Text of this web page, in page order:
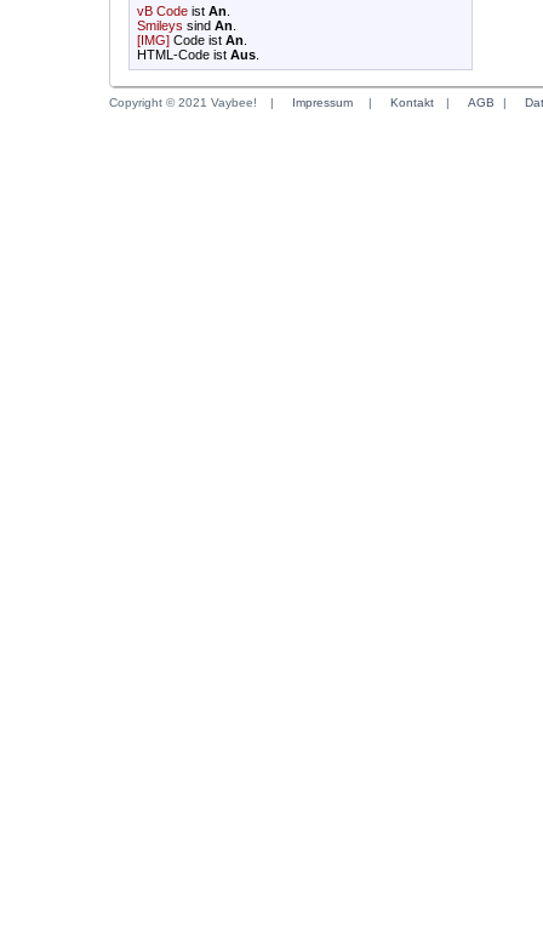
vB Code ist An
Smileys sind An
[IMG] Code ist An
HTML-Code ist Aus
Copyright © 2021 Vaybee! | Impressum | Kontakt | AGB |